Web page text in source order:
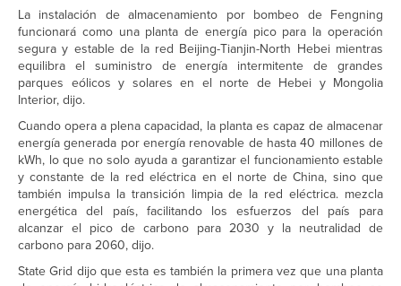
La instalación de almacenamiento por bombeo de Fengning
funcionará como una planta de energía pico para la operación
segura y estable de la red Beijing-Tianjin-North Hebei mientras
equilibra el suministro de energía intermitente de grandes
parques eólicos y solares en el norte de Hebei y Mongolia
Interior, dijo.
Cuando opera a plena capacidad, la planta es capaz de almacenar
energía generada por energía renovable de hasta 40 millones de
kWh, lo que no solo ayuda a garantizar el funcionamiento estable
y constante de la red eléctrica en el norte de China, sino que
también impulsa la transición limpia de la red eléctrica. mezcla
energética del país, facilitando los esfuerzos del país para
alcanzar el pico de carbono para 2030 y la neutralidad de
carbono para 2060, dijo.
State Grid dijo que esta es también la primera vez que una planta